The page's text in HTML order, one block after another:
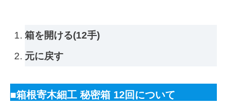
箱を開ける(12手)
元に戻す
■箱根寄木細工 秘密箱 12回 について